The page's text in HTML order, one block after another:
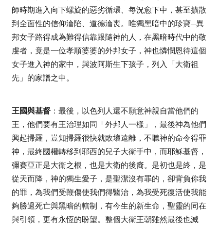
師時期進入向下螺旋的惡劣循環、每況愈下中，甚至擴散
到全面性的信仰淪陷、道德淪喪。唯獨黑暗中的珍寶─異
邦女子路得成為難得信靠跟隨神的人，在黑暗時代中的敬
虔者，竟是一位孝順婆婆的外邦女子，神也憐憫恩待這個
女子進入神的家中，與波阿斯生下孩子，列入「大衛祖
先」的家譜之中。
王國與基督 ：最後，以色列人還不願意神親自當他們的
王，他們要有王治理如同「外邦人一樣」，最後神為他們
興起掃羅，豈知掃羅很快就敗壞遠離，不聽神的命令得罪
神，最終國權轉移到耶西的兒子大衛手中，而耶穌基督，
彌賽亞正是大衛之根，也是大衛的後裔。是初也是終，是
從天而降，神的獨生愛子，是聖潔沒有罪的，卻背負你我
的罪，為我們受鞭傷使我們得醫治，為我受死復活使我能
夠勝過死亡與黑暗的轄制，有今生的新生命，聖靈的同在
與引領，更有永恆的盼望。整個大衛王朝雖然最後也滅